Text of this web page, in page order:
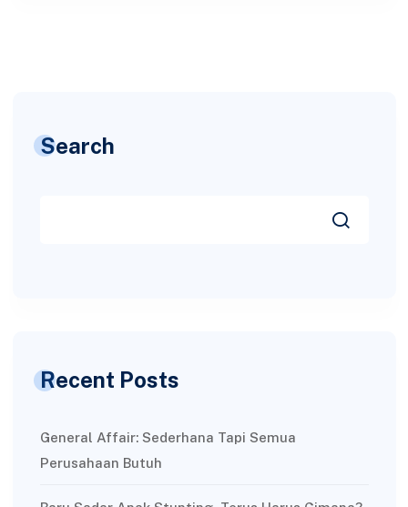
Search
Recent Posts
General Affair: Sederhana Tapi Semua
Perusahaan Butuh